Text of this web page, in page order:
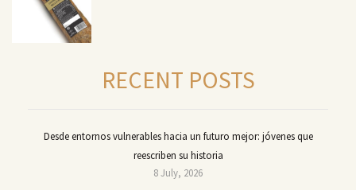
RECENT POSTS
Desde entornos vulnerables hacia un futuro mejor: jóvenes que
reescriben su historia
8 July, 2026